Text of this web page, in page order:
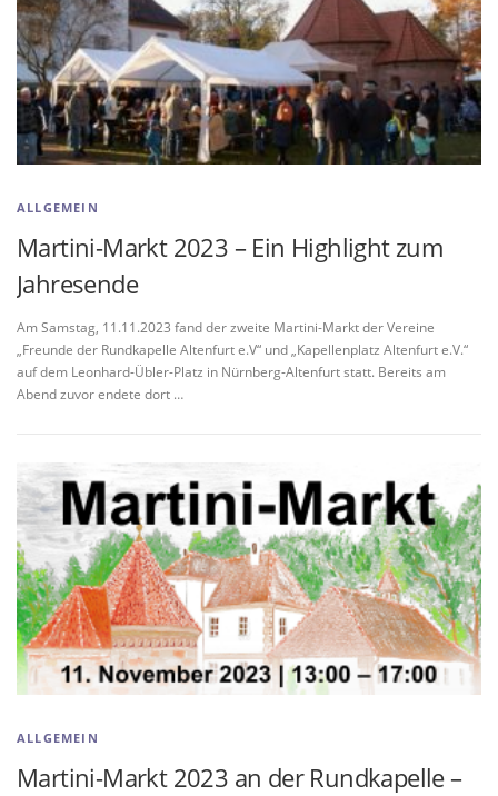
ALLGEMEIN
Martini-Markt 2023 – Ein Highlight zum
Jahresende
Am Samstag, 11.11.2023 fand der zweite Martini-Markt der Vereine
„Freunde der Rundkapelle Altenfurt e.V“ und „Kapellenplatz Altenfurt e.V.“
auf dem Leonhard-Übler-Platz in Nürnberg-Altenfurt statt. Bereits am
Abend zuvor endete dort …
ALLGEMEIN
Martini-Markt 2023 an der Rundkapelle –